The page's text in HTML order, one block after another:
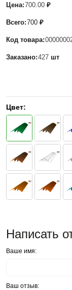
Цена:700.00 ₽
Всего:700 ₽
Код товара:
Заказано:427 шт
Цвет:
Написать
Ваше имя:
Ваш отзыв: